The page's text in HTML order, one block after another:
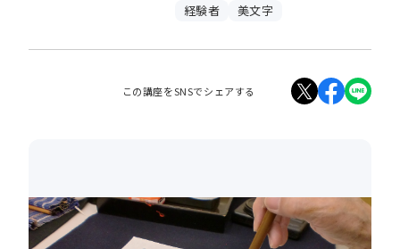
経験者
美文字
この講座をSNSでシェアする